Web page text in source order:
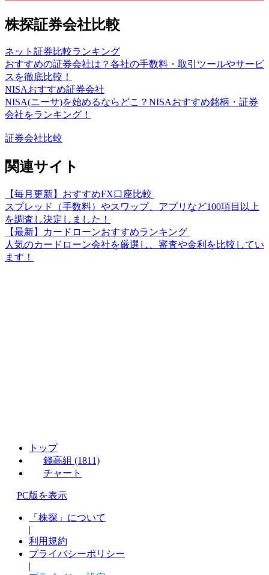
株探証券会社比較
ネット証券比較ランキング
おすすめの証券会社は？各社の手数料・取引ツールやサービ
スを徹底比較！
NISAおすすめ証券会社
NISA(ニーサ)を始めるならどこ？NISAおすすめ銘柄・証券
会社をランキング！
証券会社比較
関連サイト
【毎月更新】おすすめFX口座比較
スプレッド（手数料）やスワップ、アプリなど100項目以上
を調査し決定しました！
【最新】カードローンおすすめランキング
人気のカードローン会社を厳選し、審査や金利を比較してい
ます！
トップ
錢高組 (1811)
チャート
PC版を表示
「株探」について
|
利用規約
プライバシーポリシー
|